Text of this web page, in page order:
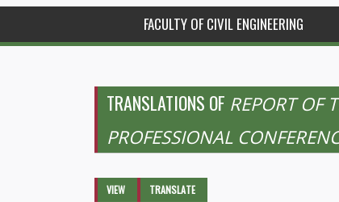
FACULTY OF CIVIL ENGINEERING
TRANSLATIONS OF REPORT OF
PROFESSIONAL
Primary tabs
VIEW TRANSLATE